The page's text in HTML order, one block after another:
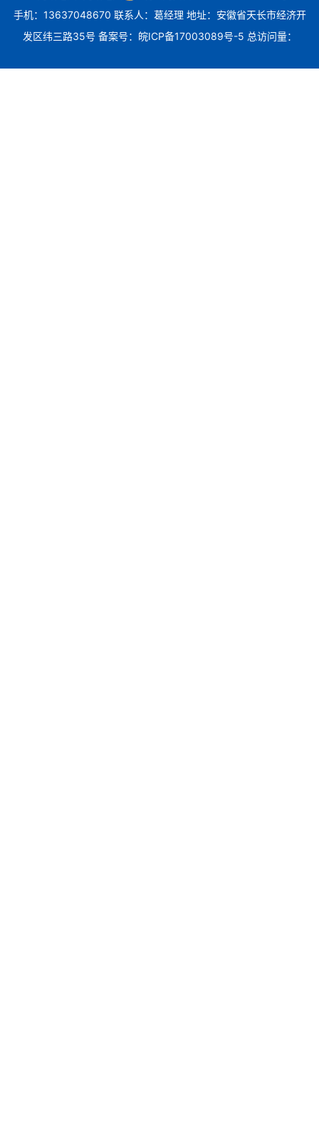
手机：13637048670 联系人：葛经理 地址：安徽省天长市经济开
发区纬三路35号 备案号： 皖ICP备17003089号-5 总访问量：